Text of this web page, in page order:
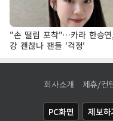
"손 떨림 포착"…카라 한승
강 괜찮나 팬들 '걱정'
회사소개 제휴/컨
PC화면 제보하